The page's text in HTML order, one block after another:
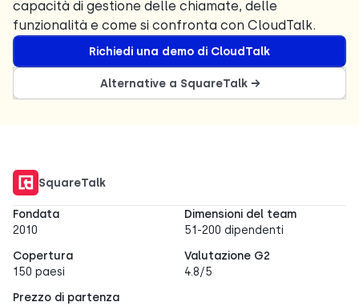
capacità di gestione delle chiamate, delle
funzionalità e come si confronta con CloudTalk.
Richiedi una demo di CloudTalk
Alternative a SquareTalk →
SquareTalk
Fondata
2010
Dimensioni del team
51-200 dipendenti
Copertura
150 paesi
Valutazione G2
4.8/5
Prezzo di partenza